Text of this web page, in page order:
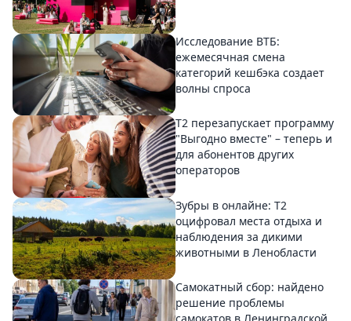
Исследование ВТБ:
ежемесячная смена
категорий кешбэка создает
волны спроса
Т2 перезапускает программу
"Выгодно вместе" – теперь и
для абонентов других
операторов
Зубры в онлайне: Т2
оцифровал места отдыха и
наблюдения за дикими
животными в Ленобласти
Самокатный сбор: найдено
решение проблемы